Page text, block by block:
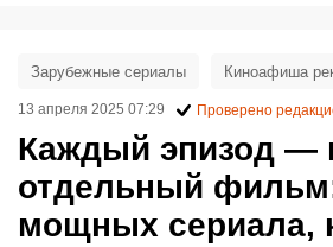
Каждый эпизод —
отдельный
мощных сериала,
Зарубежные сериалы Киноафиша
13 апреля 2025 07:29 Проверено